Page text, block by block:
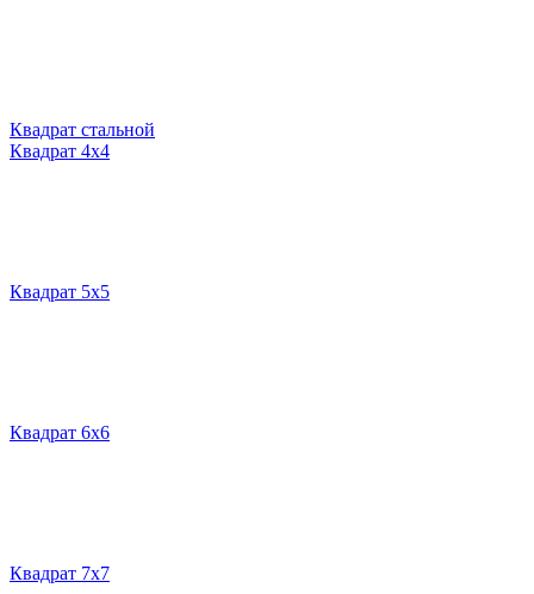
Квадрат стальной
Квадрат 4х4
Квадрат 5х5
Квадрат 6х6
Квадрат 7х7